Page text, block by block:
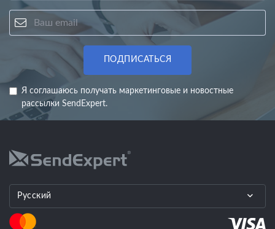
ПОДПИСАТЬСЯ
Я соглашаюсь получать маркетинговые и новостные
рассылки SendExpert.
Русский